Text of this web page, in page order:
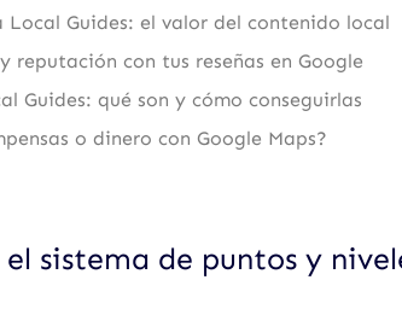
Local Guides: el valor del contenido local
reputación con tus reseñas en Google
Guides: qué son y cómo conseguirlas
o dinero con Google Maps?
sistema de puntos y